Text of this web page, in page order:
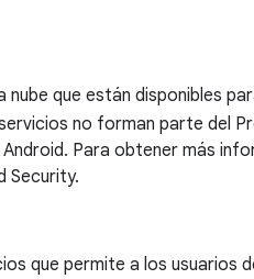
que están disponibles
no forman parte del
Para obtener más
Security.
que permite a los usuarios